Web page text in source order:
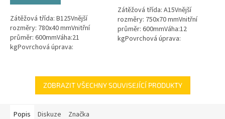
Zátěžová třída: B125Vnější
rozměry: 780x40 mmVnitřní
průměr: 600mmVáha:21
kgPovrchová úprava:
hvězdiček.
Zátěžová třída: A15Vnější
rozměry: 750x70 mmVnitřní
průměr: 600mmVáha:12
kgPovrchová úprava:
ZOBRAZIT VŠECHNY SOUVISEJÍCÍ PRODUKTY
Popis Diskuze Značka